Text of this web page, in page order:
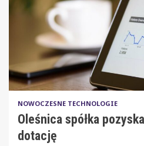
NOWOCZESNE TECHNOLOGIE
Oleśnica spółka
dotację